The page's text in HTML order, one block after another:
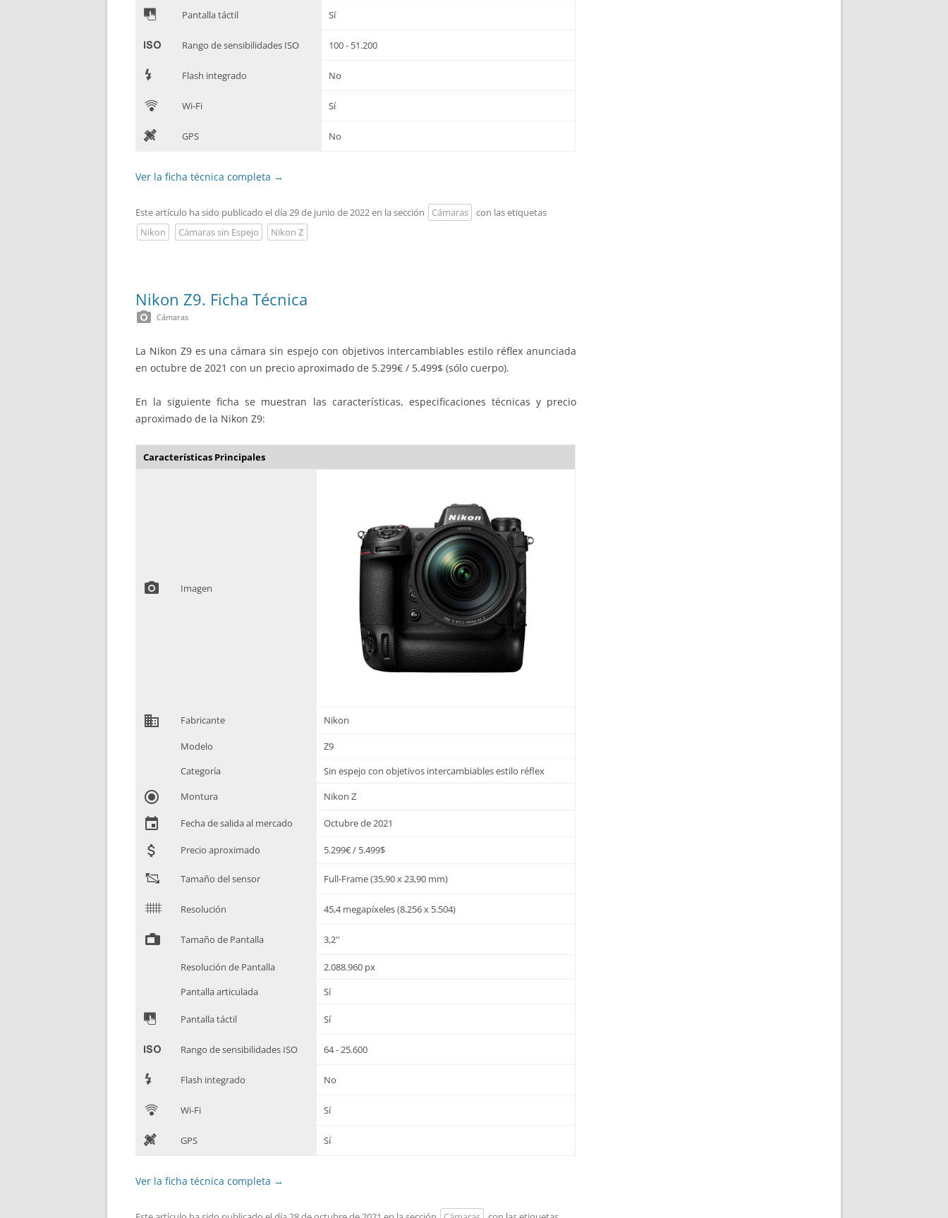
& Pantalla táctil Sí
' Rango de sensibilidades ISO 100 - 51.200
7 Flash integrado No
C Wi-Fi Sí
D GPS No
Ver la ficha técnica completa →
Este artículo ha sido publicado el día 29 de junio de 2022 en la sección Cámaras
con las etiquetas
Nikon
Cámaras sin Espejo Nikon Z
Nikon Z9. Ficha Técnica
photo_camera Cámaras
La Nikon Z9 es una cámara sin espejo con objetivos intercambiables estilo réflex anunciada
en octubre de 2021 con un precio aproximado de 5.299€ / 5.499$ (sólo cuerpo).
En la siguiente ficha se muestran las características, especificaciones técnicas y precio
aproximado de la Nikon Z9:
Características Principales
photo_camera Imagen
domain Fabricante Nikon
Modelo
Z9
Categoría
Sin espejo con objetivos intercambiables estilo réflex
radio_button_checked Montura Nikon Z
event Fecha de salida al mercado Octubre de 2021
attach_money Precio aproximado 5.299€ / 5.499$
" Tamaño del sensor Full-Frame (35,90 x 23,90 mm)
$ Resolución 45,4 megapíxeles (8.256 x 5.504)
% Tamaño de Pantalla 3,2''
Resolución de Pantalla
2.088.960 px
Pantalla articulada
Sí
& Pantalla táctil Sí
' Rango de sensibilidades ISO 64 - 25.600
7 Flash integrado No
C Wi-Fi Sí
D GPS Sí
Ver la ficha técnica completa →